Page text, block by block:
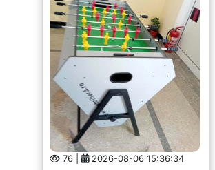
76 | 2026-08-06 15:36:34
Създаден е като място за срещи,
приятелства, забавление и
общуване – без телефони и
екрани, но с много усмивки,
емоции и споделени мигове.
Оборудван е благодарение на
спечелен от читалището
проект,...